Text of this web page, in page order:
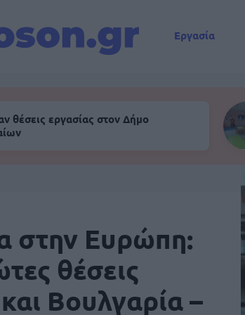
Εργασία
θέσεις εργασίας στον Δήμο
στην Ευρώπη:
θέσεις
Βουλγαρία –